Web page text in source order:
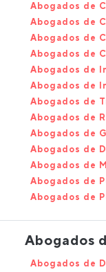
Abogados de
Abogados de
Abogados de
Abogados de
Abogados de
Abogados de
Abogados de
Abogados de
Abogados de
Abogados de
Abogados de
Abogados de
Abogados de
Abogados
Abogados de